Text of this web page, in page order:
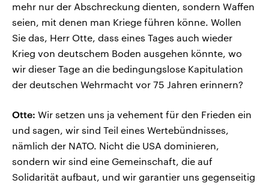
mehr nur der Abschreckung dienten, sondern Waffen
seien, mit denen man Kriege führen könne. Wollen
Sie das, Herr Otte, dass eines Tages auch wieder
Krieg von deutschem Boden ausgehen könnte, wo
wir dieser Tage an die bedingungslose Kapitulation
der deutschen Wehrmacht vor 75 Jahren erinnern?
Otte: Wir setzen uns ja vehement für den Frieden ein
und sagen, wir sind Teil eines Wertebündnisses,
nämlich der NATO. Nicht die USA dominieren,
sondern wir sind eine Gemeinschaft, die auf
Solidarität aufbaut, und wir garantier uns gegenseitig